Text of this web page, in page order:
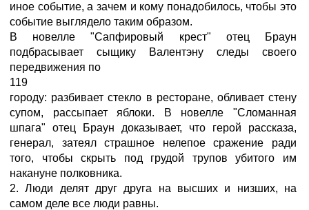
иное событие, а зачем и кому понадобилось, чтобы это
событие выглядело таким образом.
В новелле "Сапфировый крест" отец Браун
подбрасывает сыщику Валентэну следы своего
передвижения по
119
городу: разбивает стекло в ресторане, обливает стену
супом, рассыпает яблоки. В новелле "Сломанная
шпага" отец Браун доказывает, что герой рассказа,
генерал, затеял страшное нелепое сражение ради
того, чтобы скрыть под грудой трупов убитого им
накануне полковника.
2. Люди делят друг друга на высших и низших, на
самом деле все люди равны.